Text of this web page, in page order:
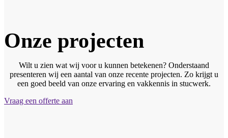
Onze projecten
Wilt u zien wat wij voor u kunnen betekenen? Onderstaand
presenteren wij een aantal van onze recente projecten. Zo krijgt u
een goed beeld van onze ervaring en vakkennis in stucwerk.
Vraag een offerte aan